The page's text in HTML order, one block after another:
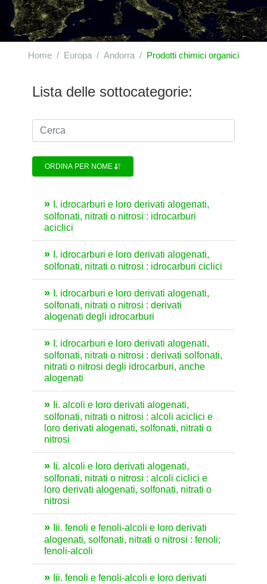
Home Europa Andorra Prodotti chimici organici
Lista delle sottocategorie:
ORDINA PER NOME
I. idrocarburi e loro derivati alogenati,
solfonati, nitrati o nitrosi : idrocarburi
aciclici
I. idrocarburi e loro derivati alogenati,
solfonati, nitrati o nitrosi : idrocarburi ciclici
I. idrocarburi e loro derivati alogenati,
solfonati, nitrati o nitrosi : derivati
alogenati degli idrocarburi
I. idrocarburi e loro derivati alogenati,
solfonati, nitrati o nitrosi : derivati solfonati,
nitrati o nitrosi degli idrocarburi, anche
alogenati
Ii. alcoli e loro derivati alogenati,
solfonati, nitrati o nitrosi : alcoli aciclici e
loro derivati alogenati, solfonati, nitrati o
nitrosi
Ii. alcoli e loro derivati alogenati,
solfonati, nitrati o nitrosi : alcoli ciclici e
loro derivati alogenati, solfonati, nitrati o
nitrosi
Iii. fenoli e fenoli-alcoli e loro derivati
alogenati, solfonati, nitrati o nitrosi : fenoli;
fenoli-alcoli
Iii. fenoli e fenoli-alcoli e loro derivati